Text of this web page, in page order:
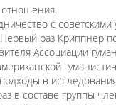
с
раз Криппнер
Ассоциации
в
в составе группы